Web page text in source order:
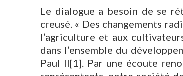
Le dialogue a besoin de se
creusé. « Des changements
l’agriculture et aux
dans l’ensemble du
Paul II[1]. Par une écoute